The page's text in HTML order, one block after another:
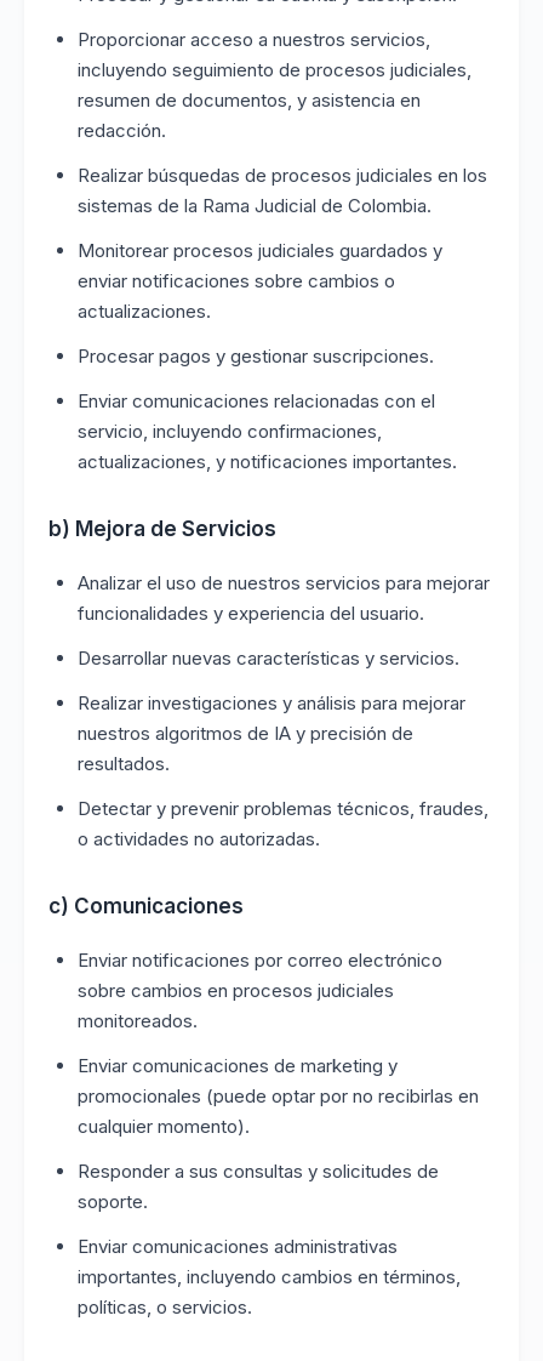
Proporcionar acceso a nuestros servicios,
incluyendo seguimiento de procesos judiciales,
resumen de documentos, y asistencia en
redacción.
Realizar búsquedas de procesos judiciales en los
sistemas de la Rama Judicial de Colombia.
Monitorear procesos judiciales guardados y
enviar notificaciones sobre cambios o
actualizaciones.
Procesar pagos y gestionar suscripciones.
Enviar comunicaciones relacionadas con el
servicio, incluyendo confirmaciones,
actualizaciones, y notificaciones importantes.
b) Mejora de Servicios
Analizar el uso de nuestros servicios para mejorar
funcionalidades y experiencia del usuario.
Desarrollar nuevas características y servicios.
Realizar investigaciones y análisis para mejorar
nuestros algoritmos de IA y precisión de
resultados.
Detectar y prevenir problemas técnicos, fraudes,
o actividades no autorizadas.
c) Comunicaciones
Enviar notificaciones por correo electrónico
sobre cambios en procesos judiciales
monitoreados.
Enviar comunicaciones de marketing y
promocionales (puede optar por no recibirlas en
cualquier momento).
Responder a sus consultas y solicitudes de
soporte.
Enviar comunicaciones administrativas
importantes, incluyendo cambios en términos,
políticas, o servicios.